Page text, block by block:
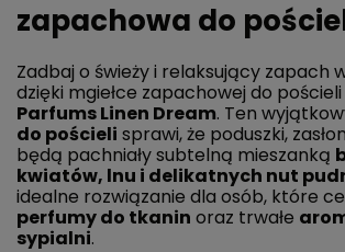
zapachowa do
Zadbaj o świeży i relaksujący zapach
dzięki mgiełce zapachowej do pościeli
Parfums Linen Dream. Ten
do pościeli sprawi, że poduszki,
będą pachniały subtelną mieszanką
kwiatów, lnu i delikatnych nut
idealne rozwiązanie dla osób, które
perfumy do tkanin oraz trwałe
sypialni.